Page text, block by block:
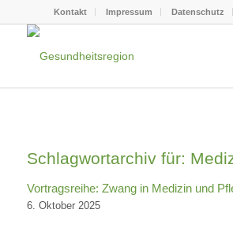
Kontakt Impressum Datenschutz
Schlagwortarchiv für:
Vortragsreihe: Zwang in Medizin und
6. Oktober 2025